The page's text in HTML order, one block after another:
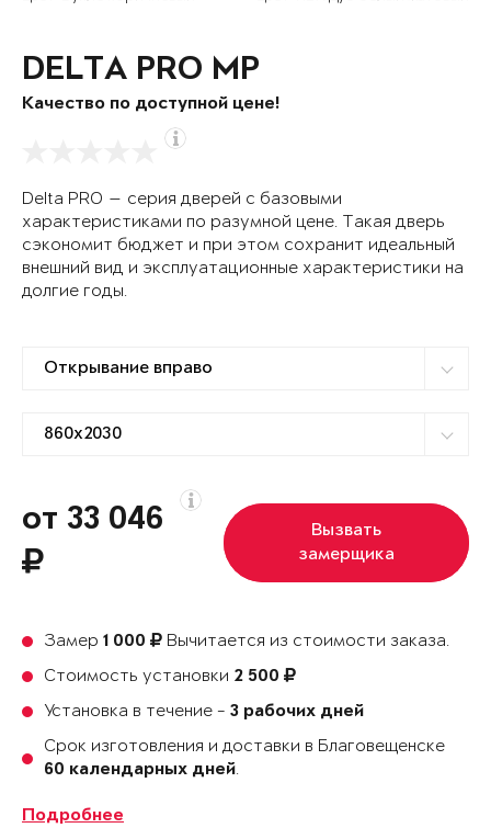
DELTA PRO MP
Качество по доступной цене!
Delta PRO — серия дверей с базовыми
характеристиками по разумной цене. Такая дверь
сэкономит бюджет и при этом сохранит идеальный
внешний вид и эксплуатационные характеристики на
долгие годы.
от 33 046
Вызвать
замерщика
Замер 1 000
Вычитается из стоимости заказа.
Стоимость установки 2 500
Установка в течение - 3 рабочих дней
Срок изготовления и доставки в Благовещенске
60 календарных дней.
Подробнее